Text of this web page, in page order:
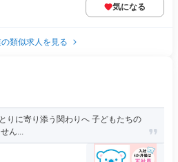
気になる
類似求人を見る
りに寄り添う関わりへ 子どもたちの
ん...